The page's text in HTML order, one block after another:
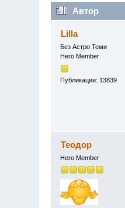
Автор
Lilla
Без Астро Теми
Hero Member
Публикации: 13839
Теодор
Hero Member